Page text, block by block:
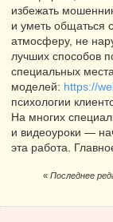
избежать
и уметь общаться
атмосферу, не
лучших способов
специальных
моделей: https://
психологии
На многих
и видеоуроки —
эта работа.
« Последнее